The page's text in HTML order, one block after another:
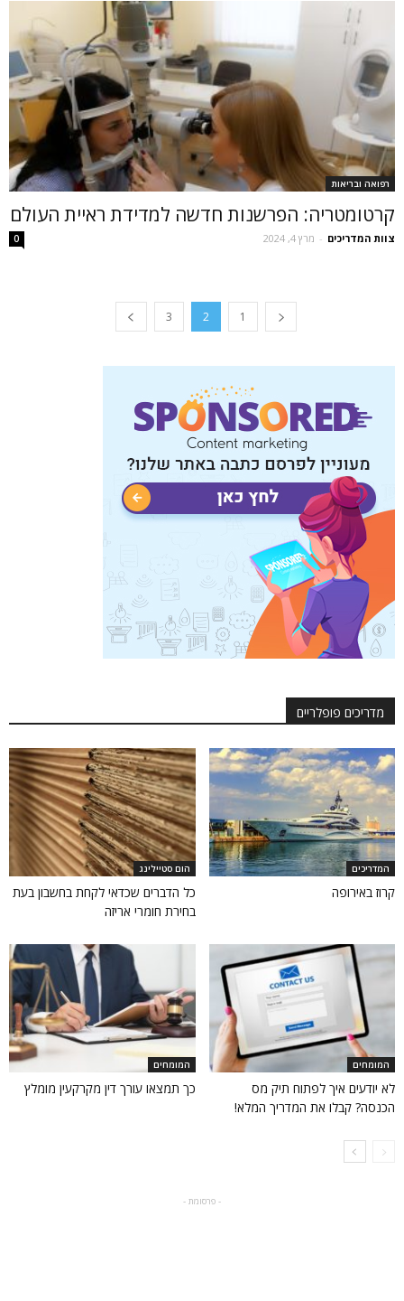
רפואה ובריאות
קרטומטריה: הפרשנות חדשה למדידת ראיית העולם
צוות המדריכים - מרץ 4, 2024 0
1
2
3
מדריכים פופלריים
המדריכים
קרוז באירופה
הום סטיילינג
כל הדברים שכדאי לקחת בחשבון בעת
בחירת חומרי אריזה
המומחים
לא יודעים איך לפתוח תיק מס
הכנסה? קבלו את המדריך המלא!
המומחים
כך תמצאו עורך דין מקרקעין מומלץ
- פרסומת -